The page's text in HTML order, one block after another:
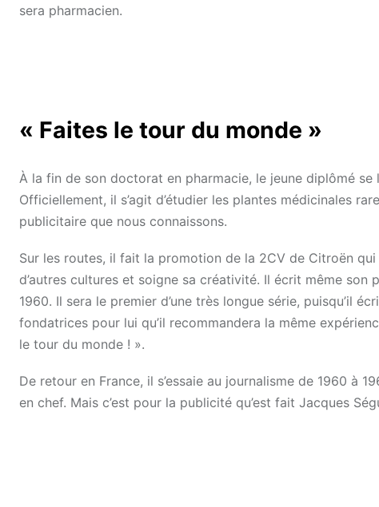
sera pharmacien.
« Faites le tour du monde »
À la fin de son doctorat en pharmacie, le jeune diplômé
Officiellement, il s’agit d’étudier les plantes médicinales
publicitaire que nous connaissons.
Sur les routes, il fait la promotion de la 2CV de Citroën
d’autres cultures et soigne sa créativité. Il écrit même son
1960. Il sera le premier d’une très longue série, puisqu’il
fondatrices pour lui qu’il recommandera la même
le tour du monde ! ».
De retour en France, il s’essaie au journalisme de 1960 à
en chef. Mais c’est pour la publicité qu’est fait Jacques